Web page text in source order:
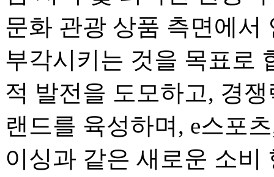
문화 관광 상품 측면에
부각시키는 것을 목표로
적 발전을 도모하고, 경
랜드를 육성하며, e스포
이싱과 같은 새로운 소비